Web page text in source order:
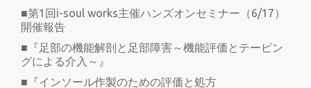
■第1回i-soul works主催ハンズオンセミナー（6/17）
開催報告
■『足部の機能解剖と足部障害～機能評価とテーピン
グによる介入～』
■『インソール作製のための評価と処方